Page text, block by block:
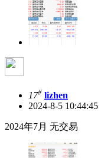
17# lizhen
2024-8-5 10:44:45
2024年7月 无交易